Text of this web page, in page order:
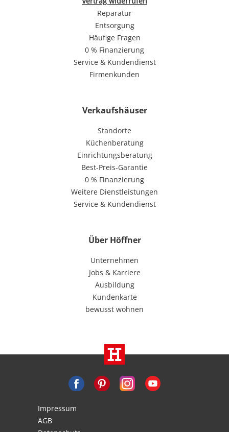
Reparatur
Entsorgung
Häufige Fragen
0 % Finanzierung
Service & Kundendienst
Firmenkunden
Verkaufshäuser
Standorte
Küchenberatung
Einrichtungsberatung
Best-Preis-Garantie
0 % Finanzierung
Weitere Dienstleistungen
Service & Kundendienst
Über Höffner
Unternehmen
Jobs & Karriere
Ausbildung
Kundenkarte
bewusst wohnen
Impressum
AGB